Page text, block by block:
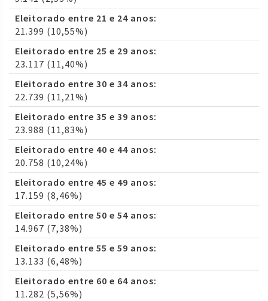
Eleitorado entre 21 e 24 anos:
21.399 (10,55%)
Eleitorado entre 25 e 29 anos:
23.117 (11,40%)
Eleitorado entre 30 e 34 anos:
22.739 (11,21%)
Eleitorado entre 35 e 39 anos:
23.988 (11,83%)
Eleitorado entre 40 e 44 anos:
20.758 (10,24%)
Eleitorado entre 45 e 49 anos:
17.159 (8,46%)
Eleitorado entre 50 e 54 anos:
14.967 (7,38%)
Eleitorado entre 55 e 59 anos:
13.133 (6,48%)
Eleitorado entre 60 e 64 anos:
11.282 (5,56%)